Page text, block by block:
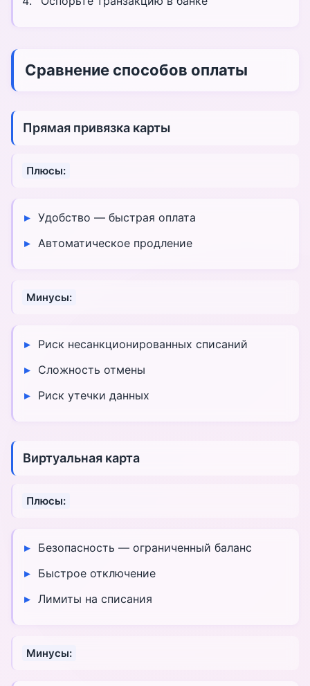
Сравнение способов оплаты
Прямая привязка карты
Плюсы:
Удобство — быстрая оплата
Автоматическое продление
Минусы:
Риск несанкционированных списаний
Сложность отмены
Риск утечки данных
Виртуальная карта
Плюсы:
Безопасность — ограниченный баланс
Быстрое отключение
Лимиты на списания
Минусы: